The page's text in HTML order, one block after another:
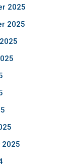
2025
2025
2025